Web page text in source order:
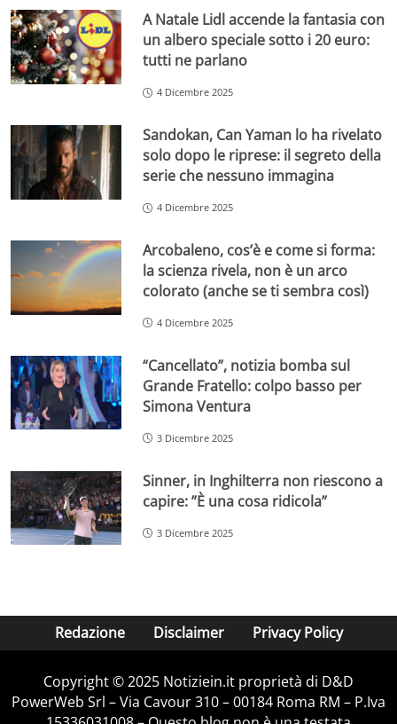
A Natale Lidl accende la fantasia con
un albero speciale sotto i 20 euro:
tutti ne parlano
4 Dicembre 2025
Sandokan, Can Yaman lo ha rivelato
solo dopo le riprese: il segreto della
serie che nessuno immagina
4 Dicembre 2025
Arcobaleno, cos’è e come si forma:
la scienza rivela, non è un arco
colorato (anche se ti sembra così)
4 Dicembre 2025
“Cancellato”, notizia bomba sul
Grande Fratello: colpo basso per
Simona Ventura
3 Dicembre 2025
Sinner, in Inghilterra non riescono a
capire: ”È una cosa ridicola”
3 Dicembre 2025
Redazione Disclaimer Privacy Policy
Copyright © 2025 Notiziein.it proprietà di D&D
PowerWeb Srl – Via Cavour 310 – 00184 Roma RM – P.Iva